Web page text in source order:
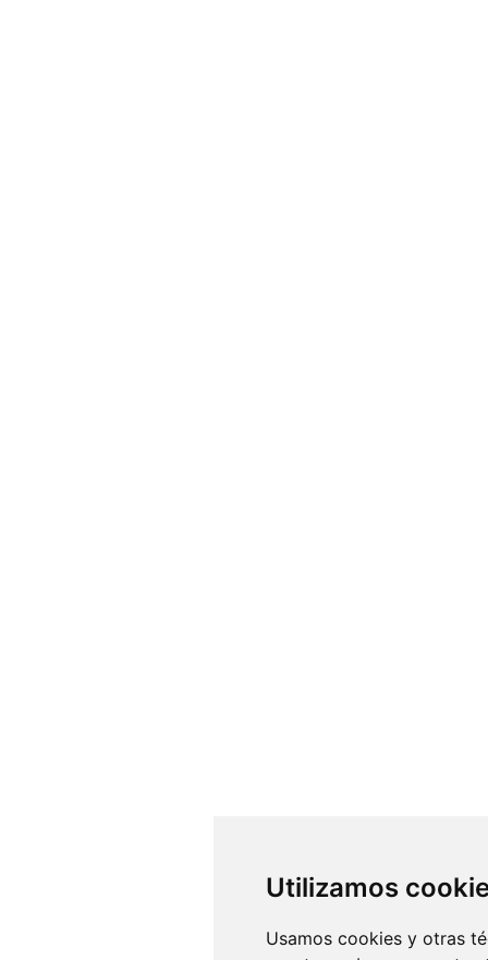
Utilizamos
Usamos cookies y otras